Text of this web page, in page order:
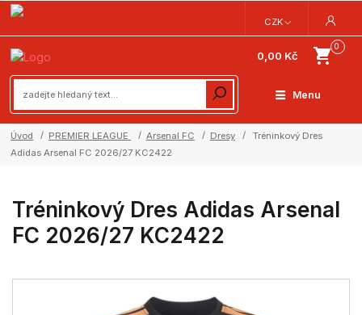
Menu
CZK
0
0,00 Kč
Úvod PREMIER LEAGUE Arsenal FC Dresy
Tréninkový Dres
Adidas Arsenal FC 2026/27 KC2422
Tréninkový Dres Adidas Arsenal
FC 2026/27 KC2422